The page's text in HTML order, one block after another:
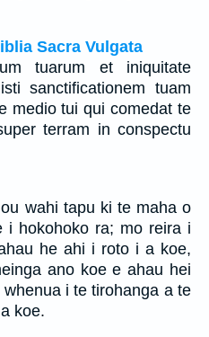
Sacra Vulgata
tuarum et iniquitate
sanctificationem tuam
medio tui qui comedat te
terram in conspectu
wahi tapu ki te maha o
hokohoko ra; mo reira i
he ahi i roto i a koe,
ano koe e ahau hei
i te tirohanga a te
koe.